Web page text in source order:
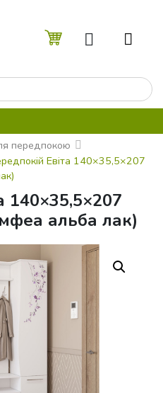
передпокою
Евіта 140×35,5×207
140×35,5×207
альба лак)